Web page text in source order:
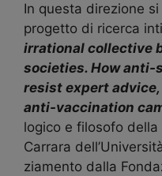
In questa direzione
progetto di ricerca
irrational collective
societies. How
resist expert
anti-vaccination
logico e filosofo
Carrara
ziamento dalla